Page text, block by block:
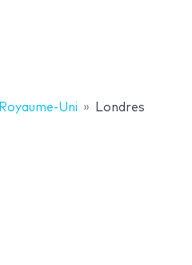
Royaume-Uni Londres